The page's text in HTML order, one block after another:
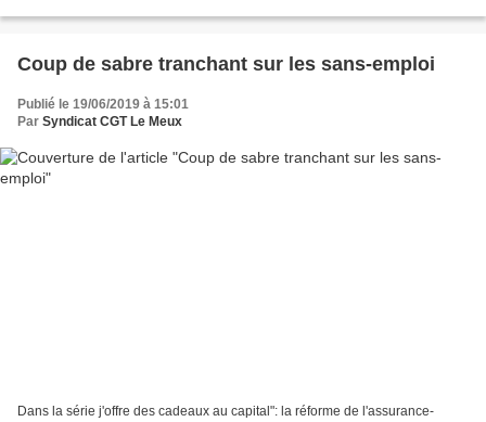
Coup de sabre tranchant sur les sans-emploi
Publié le 19/06/2019 à 15:01
Par Syndicat CGT Le Meux
Dans la série j'offre des cadeaux au capital": la réforme de l'assurance-